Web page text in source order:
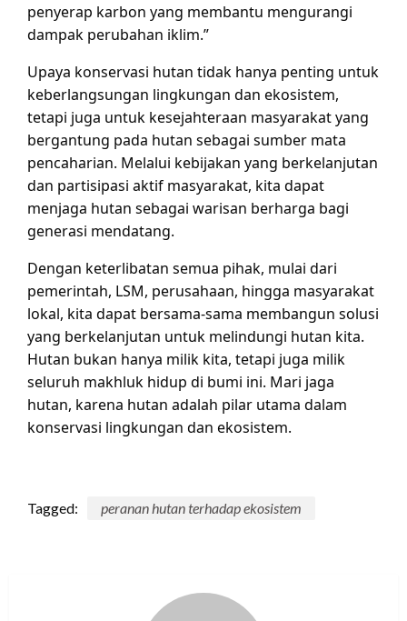
penyerap karbon yang membantu mengurangi
dampak perubahan iklim.”
Upaya konservasi hutan tidak hanya penting untuk
keberlangsungan lingkungan dan ekosistem,
tetapi juga untuk kesejahteraan masyarakat yang
bergantung pada hutan sebagai sumber mata
pencaharian. Melalui kebijakan yang berkelanjutan
dan partisipasi aktif masyarakat, kita dapat
menjaga hutan sebagai warisan berharga bagi
generasi mendatang.
Dengan keterlibatan semua pihak, mulai dari
pemerintah, LSM, perusahaan, hingga masyarakat
lokal, kita dapat bersama-sama membangun solusi
yang berkelanjutan untuk melindungi hutan kita.
Hutan bukan hanya milik kita, tetapi juga milik
seluruh makhluk hidup di bumi ini. Mari jaga
hutan, karena hutan adalah pilar utama dalam
konservasi lingkungan dan ekosistem.
Tagged: peranan hutan terhadap ekosistem